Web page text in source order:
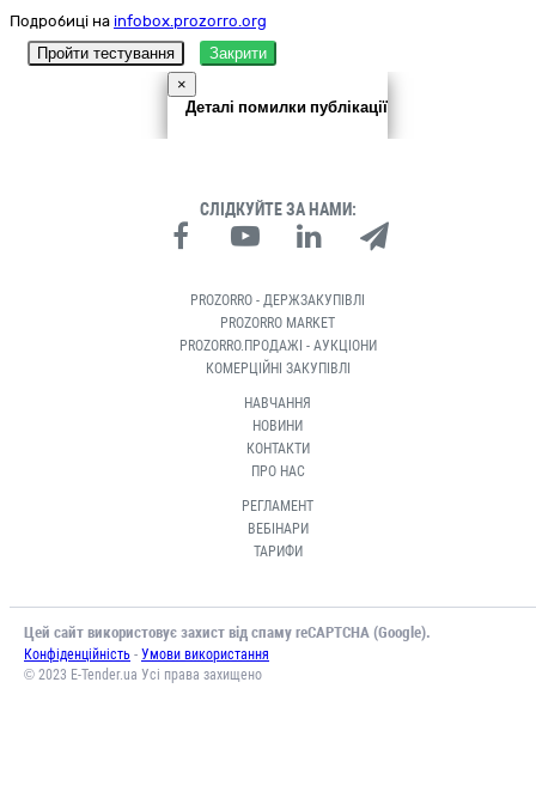
Подробиці на infobox.prozorro.org
Пройти тестування
Закрити
×
Деталі помилки публікації
СЛІДКУЙТЕ ЗА НАМИ:
PROZORRO - ДЕРЖЗАКУПІВЛІ
PROZORRO MARKET
PROZORRO.ПРОДАЖІ - АУКЦІОНИ
КОМЕРЦІЙНІ ЗАКУПІВЛІ
НАВЧАННЯ
НОВИНИ
КОНТАКТИ
ПРО НАС
РЕГЛАМЕНТ
ВЕБІНАРИ
ТАРИФИ
Цей сайт використовує захист від спаму reCAPTCHA (Google).
Конфіденційність - Умови використання
© 2023 E-Tender.ua Усі права захищено